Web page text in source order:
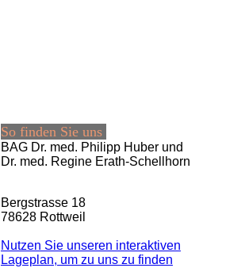
So finden Sie uns
BAG Dr. med. Philipp Huber und
Dr. med. Regine Erath-Schellhorn
Bergstrasse 18
78628 Rottweil
Nutzen Sie unseren interaktiven
La­ge­plan, um zu uns zu finden